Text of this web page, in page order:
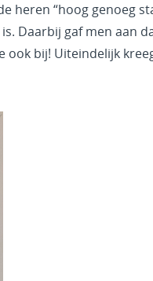
heren “hoog genoeg
Daarbij gaf men aan
bij! Uiteindelijk